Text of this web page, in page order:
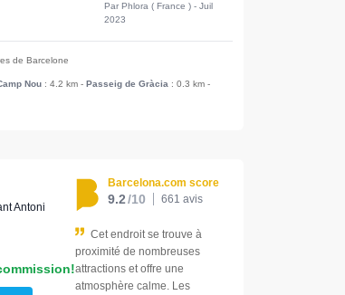
Par Phlora ( France ) - Juil
2023
de Barcelone
Nou : 4.2 km-Passeig de Gràcia : 0.3 km-
Antoni
Barcelona.com score
9.2/10 661 avis
Cet endroit se trouve à
proximité de nombreuses
attractions et offre une
atmosphère calme. Les